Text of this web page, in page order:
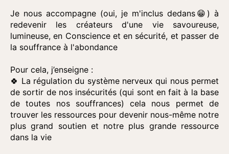
Je nous accompagne (oui, je m'inclus dedans😁) à
redevenir les créateurs d'une vie savoureuse,
lumineuse, en Conscience et en sécurité, et passer de
la souffrance à l'abondance
Pour cela, j’enseigne :
🍀 La régulation du système nerveux qui nous permet
de sortir de nos insécurités (qui sont en fait à la base
de toutes nos souffrances) cela nous permet de
trouver les ressources pour devenir nous-même notre
plus grand soutien et notre plus grande ressource
dans la vie